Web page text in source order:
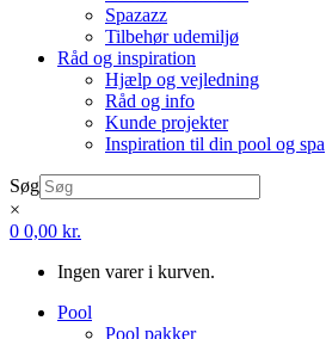
Spazazz
Tilbehør udemiljø
Råd og inspiration
Hjælp og vejledning
Råd og info
Kunde projekter
Inspiration til din pool og spa
Søg
×
0 0,00 kr.
Ingen varer i kurven.
Pool
Pool pakker